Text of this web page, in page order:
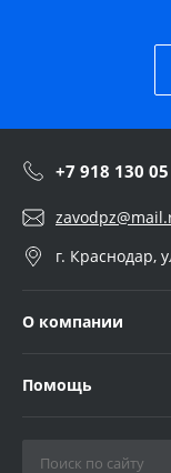
+7 918 130
г. Краснодар,
О компании
Помощь